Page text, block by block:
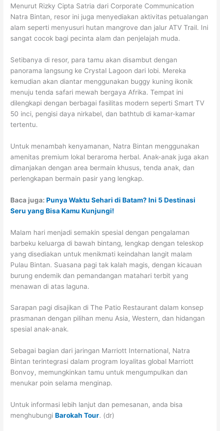
Menurut Rizky Cipta Satria dari Corporate Communication
Natra Bintan, resor ini juga menyediakan aktivitas petualangan
alam seperti menyusuri hutan mangrove dan jalur ATV Trail. Ini
sangat cocok bagi pecinta alam dan penjelajah muda.
Setibanya di resor, para tamu akan disambut dengan
panorama langsung ke Crystal Lagoon dari lobi. Mereka
kemudian akan diantar menggunakan buggy kuning ikonik
menuju tenda safari mewah bergaya Afrika. Tempat ini
dilengkapi dengan berbagai fasilitas modern seperti Smart TV
50 inci, pengisi daya nirkabel, dan bathtub di kamar-kamar
tertentu.
Untuk menambah kenyamanan, Natra Bintan menggunakan
amenitas premium lokal beraroma herbal. Anak-anak juga akan
dimanjakan dengan area bermain khusus, tenda anak, dan
perlengkapan bermain pasir yang lengkap.
Baca juga:Punya Waktu Sehari di Batam? Ini 5 Destinasi
Seru yang Bisa Kamu Kunjungi!
Malam hari menjadi semakin spesial dengan pengalaman
barbeku keluarga di bawah bintang, lengkap dengan teleskop
yang disediakan untuk menikmati keindahan langit malam
Pulau Bintan. Suasana pagi tak kalah magis, dengan kicauan
burung endemik dan pemandangan matahari terbit yang
menawan di atas laguna.
Sarapan pagi disajikan di The Patio Restaurant dalam konsep
prasmanan dengan pilihan menu Asia, Western, dan hidangan
spesial anak-anak.
Sebagai bagian dari jaringan Marriott International, Natra
Bintan terintegrasi dalam program loyalitas global Marriott
Bonvoy, memungkinkan tamu untuk mengumpulkan dan
menukar poin selama menginap.
Untuk informasi lebih lanjut dan pemesanan, anda bisa
menghubungiBarokah Tour. (dr)